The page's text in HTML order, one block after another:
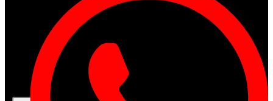
Contacto
Acceder
Iniciar Sesion
Registro
Restablecer la contraseña